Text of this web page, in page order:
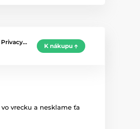
Privacy…
K nákupu
vrecku a nesklame ťa